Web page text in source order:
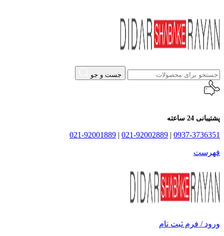
جست و جو
پشتیبانی 24 ساعته
0937-3736351
|
021-92002889
|
021-92001889
فهرست
ورود / فرم ثبت نام